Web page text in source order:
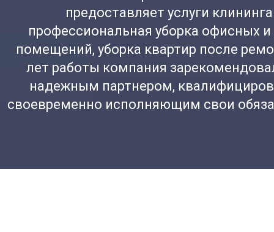
предоставляет услуги
профессиональная уборка офисных
помещений, уборка квартир после
лет работы компания
надежным партнером,
своевременно исполняющим свои